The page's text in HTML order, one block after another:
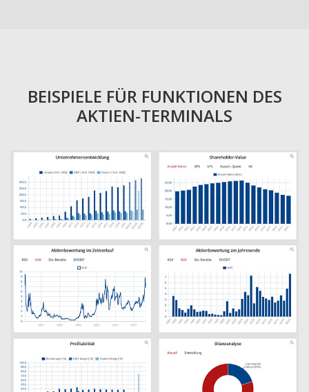
BEISPIELE FÜR FUNKTIONEN DES
AKTIEN-TERMINALS